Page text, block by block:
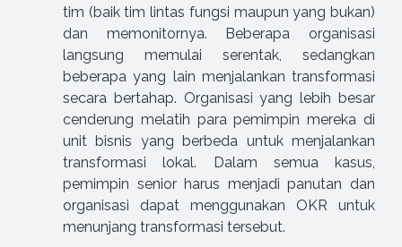
tim (baik tim lintas fungsi maupun yang bukan)
dan memonitornya. Beberapa organisasi
langsung memulai serentak, sedangkan
beberapa yang lain menjalankan transformasi
secara bertahap. Organisasi yang lebih besar
cenderung melatih para pemimpin mereka di
unit bisnis yang berbeda untuk menjalankan
transformasi lokal. Dalam semua kasus,
pemimpin senior harus menjadi panutan dan
organisasi dapat menggunakan OKR untuk
menunjang transformasi tersebut.